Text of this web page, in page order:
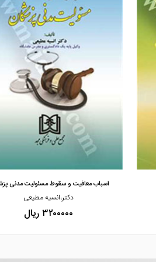
اسباب معافیت و سقوط مسئولیت مدنی
دکتر،انسیه مطیعی
۳۲۰۰۰۰۰ ریال